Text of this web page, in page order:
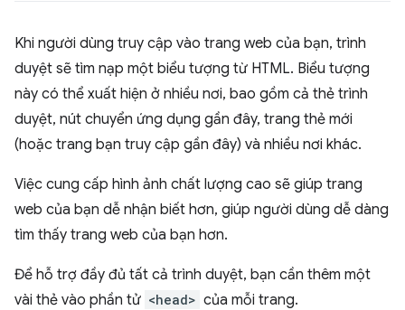
Khi người dùng truy cập vào trang web của bạn, trình
duyệt sẽ tìm nạp một biểu tượng từ HTML. Biểu tượng
này có thể xuất hiện ở nhiều nơi, bao gồm cả thẻ trình
duyệt, nút chuyển ứng dụng gần đây, trang thẻ mới
(hoặc trang bạn truy cập gần đây) và nhiều nơi khác.
Việc cung cấp hình ảnh chất lượng cao sẽ giúp trang
web của bạn dễ nhận biết hơn, giúp người dùng dễ dàng
tìm thấy trang web của bạn hơn.
Để hỗ trợ đầy đủ tất cả trình duyệt, bạn cần thêm một
vài thẻ vào phần tử <head> của mỗi trang.